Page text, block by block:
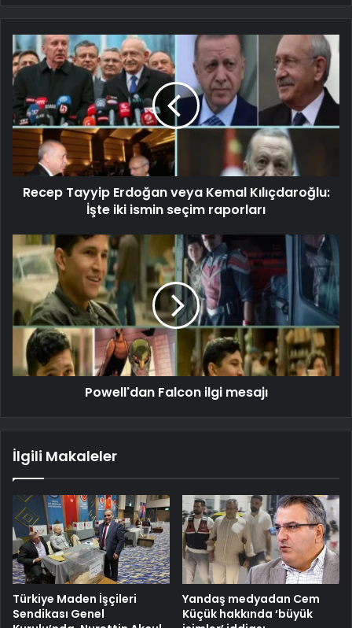
Recep Tayyip Erdoğan veya Kemal Kılıçdaroğlu:
İşte iki ismin seçim raporları
Powell'dan Falcon ilgi mesajı
İlgili Makaleler
Türkiye Maden İşçileri
Sendikası Genel
Yandaş medyadan Cem
Küçük hakkında ‘büyük